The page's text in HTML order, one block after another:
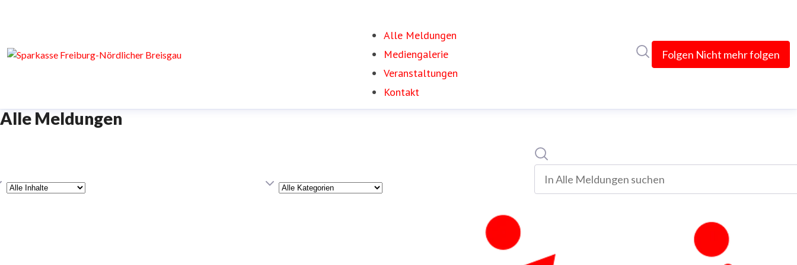
Alle Meldungen
Mediengalerie
Veranstaltungen
Kontakt
Folgen Nicht mehr folgen
Alle Meldungen
Kategorie
Suche
In alle meldungen suchen